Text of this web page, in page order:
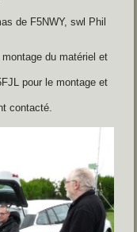
de F5NWY, swl Phil
du matériel et
pour le montage et
contacté.